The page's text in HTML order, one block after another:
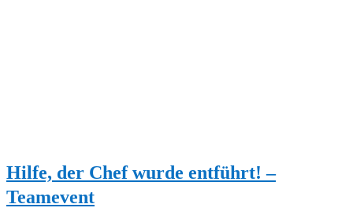
Hilfe, der Chef wurde entführt! –
Teamevent